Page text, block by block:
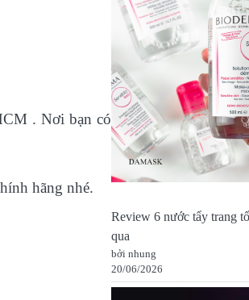
. Nơi bạn có
hãng nhé.
Review 6 nước tẩy trang
qua
bởi nhung
20/06/2026